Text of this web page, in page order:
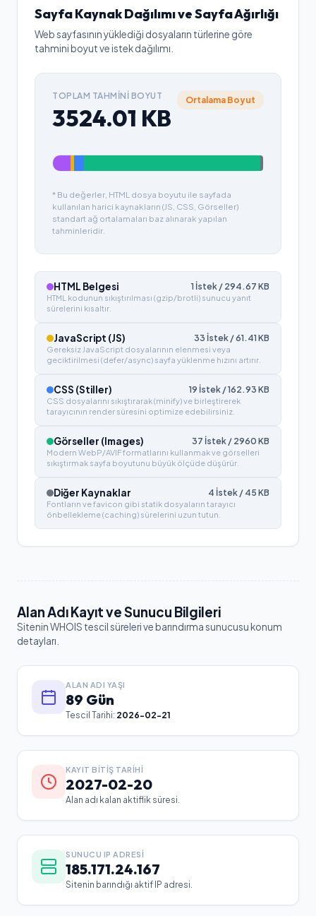
Sayfa Kaynak Dağılımı ve Sayfa Ağırlığı
Web sayfasının yüklediği dosyaların türlerine göre
tahmini boyut ve istek dağılımı.
TOPLAM TAHMINI BOYUT
3524.01 KB
Ortalama Boyut
* Bu değerler, HTML dosya boyutu ile sayfada
kullanılan harici kaynakların (JS, CSS, Görseller)
standart ağ ortalamaları baz alınarak yapılan
tahminleridir.
HTML Belgesi 1 İstek / 294.67 KB
HTML kodunun sıkıştırılması (gzip/brotli) sunucu yanıt
sürelerini kısaltır.
JavaScript (JS) 33 İstek /61.41 KB
Gereksiz JavaScript dosyalarının elenmesi veya
geciktirilmesi (defer/async) sayfa yüklenme hızını artırır.
CSS (Stiller) 19 İstek /162.93 KB
CSS dosyalarını sıkıştırarak (minify) ve birleştirerek
tarayıcının render süresini optimize edebilirsiniz.
Görseller (Images) 37 İstek / 2960 KB
Modern WebP/AVIF formatlarını kullanmak ve görselleri
sıkıştırmak sayfa boyutunu büyük ölçüde düşürür.
Diğer Kaynaklar 4 İstek / 45 KB
Fontların ve favicon gibi statik dosyaların tarayıcı
önbellekleme (caching) sürelerini uzun tutun.
Alan Adı Kayıt ve Sunucu Bilgileri
Sitenin WHOIS tescil süreleri ve barındırma sunucusu konum
detayları.
ALAN ADI YAŞI
89 Gün
Tescil Tarihi: 2026-02-21
KAYIT BITIŞ TARIHI
2027-02-20
Alan adı kalan aktiflik süresi.
SUNUCU IP ADRESI
185.171.24.167
Sitenin barındığı aktif IP adresi.